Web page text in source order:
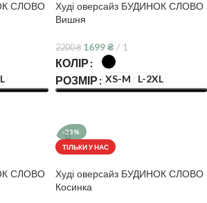
СЛОВО
Худі оверсайз БУДИНОК СЛОВО
Вишня
2200₴ 1699₴ 1
КОЛІР
РОЗМІР
XS-M L-2XL
СЛОВО
-23%
ТІЛЬКИ У НАС
Худі оверсайз БУДИНОК СЛОВО
Косинка